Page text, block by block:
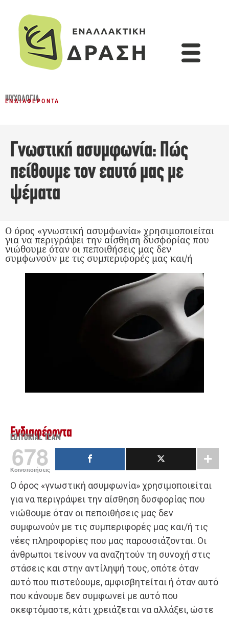
ΨΥΧΟΛΟΓΊΑ
ΕΝΔΙΑΦΈΡΟΝΤΑ
Γνωστική ασυμφωνία: Πώς
πείθουμε τον εαυτό μας με
ψέματα
Ο όρος «γνωστική ασυμφωνία» χρησιμοποιείται
για να περιγράψει την αίσθηση δυσφορίας που
νιώθουμε όταν οι πεποιθήσεις μας δεν
συμφωνούν με τις συμπεριφορές μας και/ή
Ενδιαφέροντα
EDITORIAL TEAM
678
Κοινοποιήσεις
Ο όρος «γνωστική ασυμφωνία» χρησιμοποιείται
για να περιγράψει την αίσθηση δυσφορίας που
νιώθουμε όταν οι πεποιθήσεις μας δεν
συμφωνούν με τις συμπεριφορές μας και/ή τις
νέες πληροφορίες που μας παρουσιάζονται. Οι
άνθρωποι τείνουν να αναζητούν τη συνοχή στις
στάσεις και στην αντίληψή τους, οπότε όταν
αυτό που πιστεύουμε, αμφισβητείται ή όταν αυτό
που κάνουμε δεν συμφωνεί με αυτό που
σκεφτόμαστε, κάτι χρειάζεται να αλλάξει, ώστε